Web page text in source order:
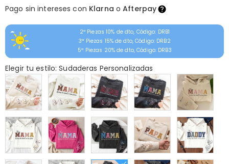
Pago sin intereses con Klarna oAfterpay
2ª Piezas 10% de dto, Código: DRB1
3ª Piezas 15% de dto, Código: DRB2
5ª Piezas 20% de dto, Código: DRB3
Elegir tu estilo: Sudaderas Personalizadas